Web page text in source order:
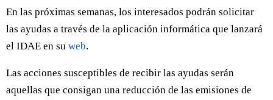
En las próximas semanas, los interesados podrán solicitar
las ayudas a través de la aplicación informática que lanzará
el IDAE en su web.
Las acciones susceptibles de recibir las ayudas serán
aquellas que consigan una reducción de las emisiones de